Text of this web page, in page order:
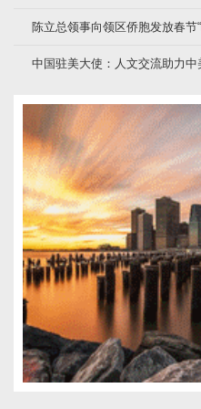
陈立总领事向领区侨胞发放春节
中国驻美大使：人文交流助力